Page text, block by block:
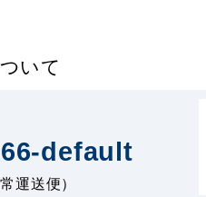
いて
default
常運送便）